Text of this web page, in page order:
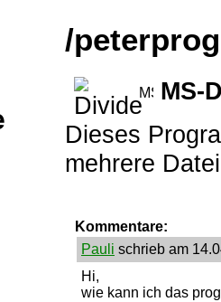
/
MS-
Dieses
mehrere
Kommentare:
Pauli schrieb am
Hi,
wie kann ich das